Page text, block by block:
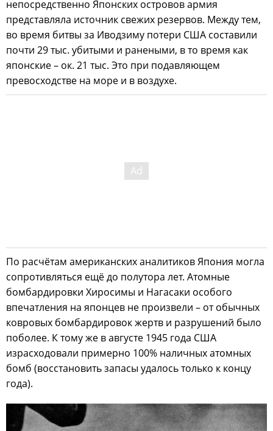
непосредственно Японских островов армия
представляла источник свежих резервов. Между тем,
во время битвы за Иводзиму потери США составили
почти 29 тыс. убитыми и ранеными, в то время как
японские – ок. 21 тыс. Это при подавляющем
превосходстве на море и в воздухе.
По расчётам американских аналитиков Япония могла
сопротивляться ещё до полутора лет. Атомные
бомбардировки Хиросимы и Нагасаки особого
впечатления на японцев не произвели – от обычных
ковровых бомбардировок жертв и разрушений было
поболее. К тому же в августе 1945 года США
израсходовали примерно 100% наличных атомных
бомб (восстановить запасы удалось только к концу
года).